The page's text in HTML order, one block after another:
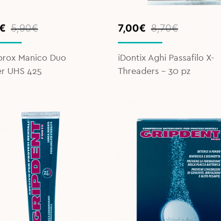
5,90€
Manico Duo
UHS 425
8,70€
Original
price
was:
8,70€.
7,00€
Current
price
is:
7,00€.
iDontix Aghi Passafilo X-
Threaders - 30 pz